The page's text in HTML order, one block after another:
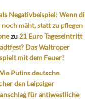
Negativbeispiel: Wenn
mäht, statt zu pflegen
zu 21 Euro Tageseintritt
Das Waltroper
mit dem Feuer!
Putins deutsche
den Leipziger
für antiwestliche